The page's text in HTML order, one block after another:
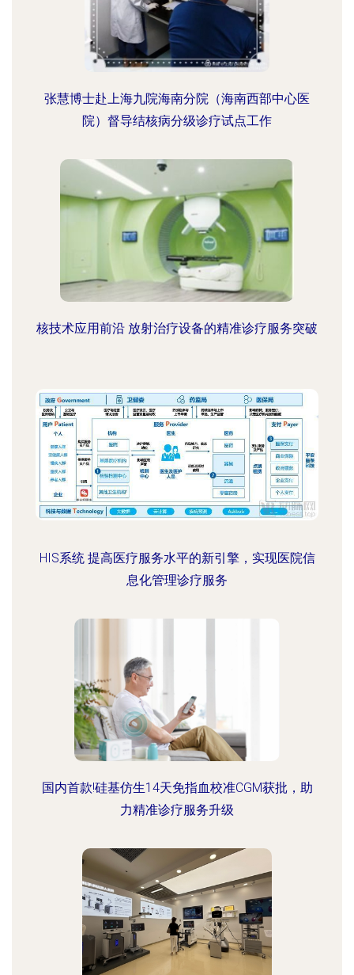
张慧博士赴上海九院海南分院（海南西部中心医
院）督导结核病分级诊疗试点工作
核技术应用前沿 放射治疗设备的精准诊疗服务突破
HIS系统 提高医疗服务水平的新引擎，实现医院信
息化管理诊疗服务
国内首款!硅基仿生14天免指血校准CGM获批，助
力精准诊疗服务升级